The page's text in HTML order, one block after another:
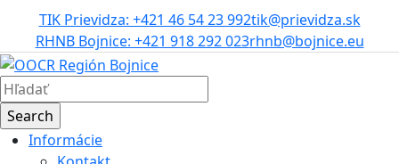
TIK Prievidza: +421 46 54 23 992tik@prievidza.sk
RHNB Bojnice: +421 918 292 023rhnb@bojnice.eu
Informácie